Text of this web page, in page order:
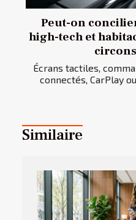
Peut-on
high-tech et
Écrans tactiles,
connectés, CarPlay
Similaire